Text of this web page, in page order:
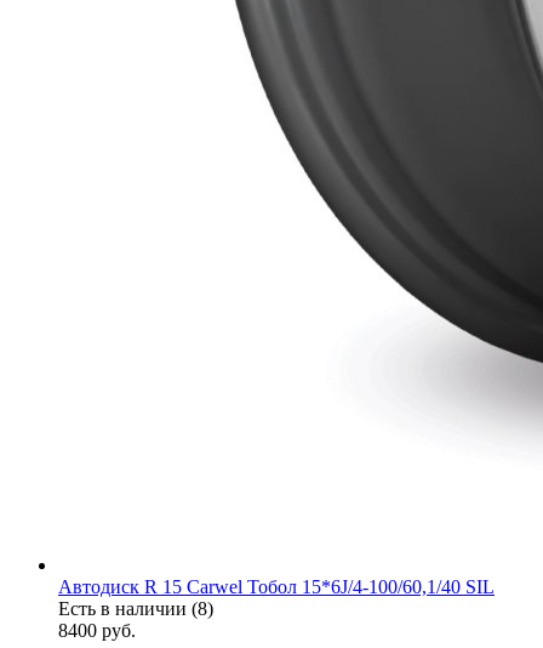
Автодиск R 15 Carwel Тобол 15*6J/4-100/60,1/40 SIL
Есть в наличии (8)
8400 руб.